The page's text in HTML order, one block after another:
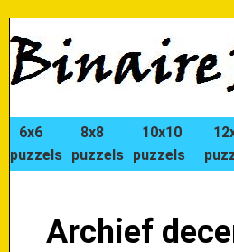
6x6
puzzels
8x8
puzzels
10x10
puzzels
Archief